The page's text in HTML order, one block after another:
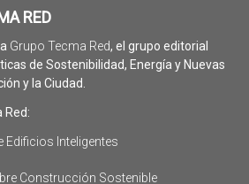
RED
Grupo Tecma Red, el grupo editorial
de Sostenibilidad, Energía y Nuevas
y la Ciudad.
Red:
Edificios Inteligentes
Construcción Sostenible